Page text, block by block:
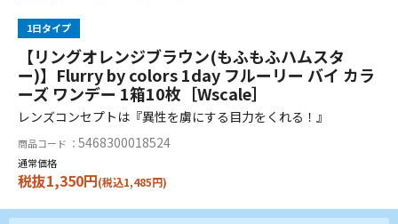
1日タイプ
【リングオレンジブラウン(もふもふハムスタ
ー)】Flurry by colors 1day フルーリー バイ カラ
ーズ ワンデー 1箱10枚［Wscale］
レンズコンセプトは『異性を虜にする目力をくれる！』
商品コード ： 5468300018524
通常価格
税抜1,350円(税込1,485円)